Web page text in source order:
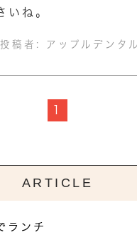
いね。
投稿者: アップルデンタ
1
ARTICLE
ランチ